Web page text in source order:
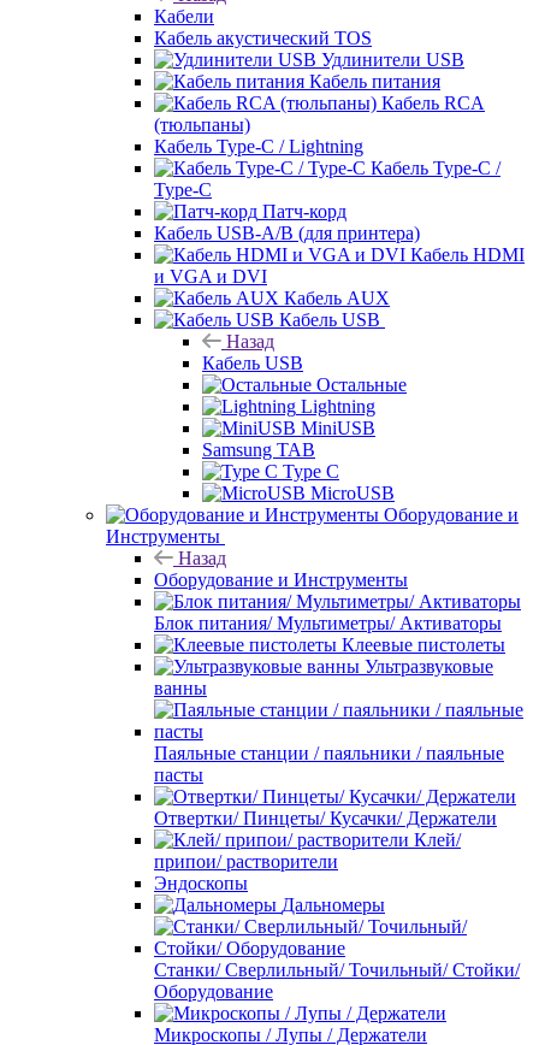
Кабели
Кабель акустический TOS
Удлинители USB
Кабель питания
Кабель RCA
(тюльпаны)
Кабель Type-C / Lightning
Кабель Type-C /
Type-C
Патч-корд
Кабель USB-A/B (для принтера)
Кабель HDMI
и VGA и DVI
Кабель AUX
Кабель USB
Назад
Кабель USB
Остальные
Lightning
MiniUSB
Samsung TAB
Type C
MicroUSB
Оборудование и
Инструменты
Назад
Оборудование и Инструменты
Блок питания/ Мультиметры/ Активаторы
Клеевые пистолеты
Ультразвуковые
ванны
Паяльные станции / паяльники / паяльные
пасты
Отвертки/ Пинцеты/ Кусачки/ Держатели
Клей/
припои/ растворители
Эндоскопы
Дальномеры
Станки/ Сверлильный/ Точильный/ Стойки/
Оборудование
Микроскопы / Лупы / Держатели